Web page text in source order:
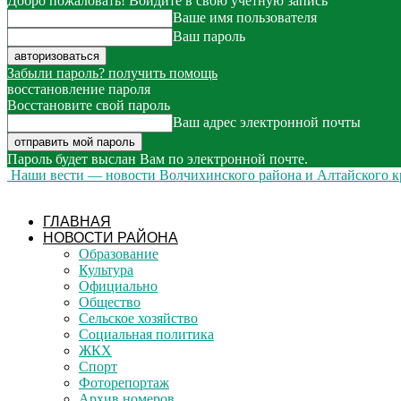
Ваше имя пользователя
Ваш пароль
Забыли пароль? получить помощь
восстановление пароля
Восстановите свой пароль
Ваш адрес электронной почты
Пароль будет выслан Вам по электронной почте.
Наши вести — новости Волчихинского района и Алтайского
ГЛАВНАЯ
НОВОСТИ РАЙОНА
Образование
Культура
Официально
Общество
Сельское хозяйство
Социальная политика
ЖКХ
Спорт
Фоторепортаж